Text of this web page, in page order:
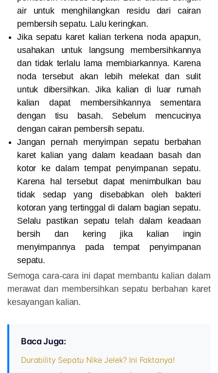
air untuk menghilangkan residu dari cairan
pembersih sepatu. Lalu keringkan.
Jika sepatu karet kalian terkena noda apapun,
usahakan untuk langsung membersihkannya
dan tidak terlalu lama membiarkannya. Karena
noda tersebut akan lebih melekat dan sulit
untuk dibersihkan. Jika kalian di luar rumah
kalian dapat membersihkannya sementara
dengan tisu basah. Sebelum mencucinya
dengan cairan pembersih sepatu.
Jangan pernah menyimpan sepatu berbahan
karet kalian yang dalam keadaan basah dan
kotor ke dalam tempat penyimpanan sepatu.
Karena hal tersebut dapat menimbulkan bau
tidak sedap yang disebabkan oleh bakteri
kotoran yang tertinggal di dalam bagian sepatu.
Selalu pastikan sepatu telah dalam keadaan
bersih dan kering jika kalian ingin
menyimpannya pada tempat penyimpanan
sepatu.
Semoga cara-cara ini dapat membantu kalian dalam
merawat dan membersihkan sepatu berbahan karet
kesayangan kalian.
Baca Juga:
Durability Sepatu Nike Jelek? Ini Faktanya!